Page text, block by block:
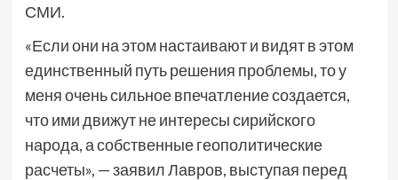
СМИ.
«Если они на этом настаивают и видят в этом
единственный путь решения проблемы, то у
меня очень сильное впечатление создается,
что ими движут не интересы сирийского
народа, а собственные геополитические
расчеты», — заявил Лавров, выступая перед